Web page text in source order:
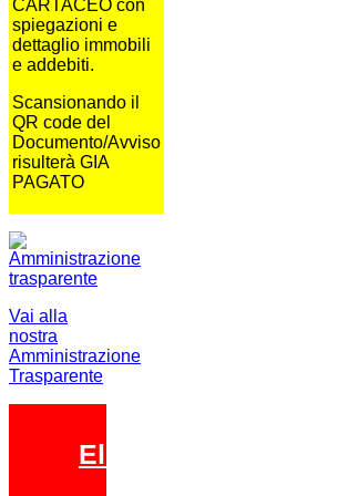
CARTACEO con
spiegazioni e
dettaglio immobili
e addebiti.
Scansionando il
QR code del
Documento/Avviso
risulterà GIA
PAGATO
Vai alla
nostra
Amministrazione
Trasparente
Elezioni 2026